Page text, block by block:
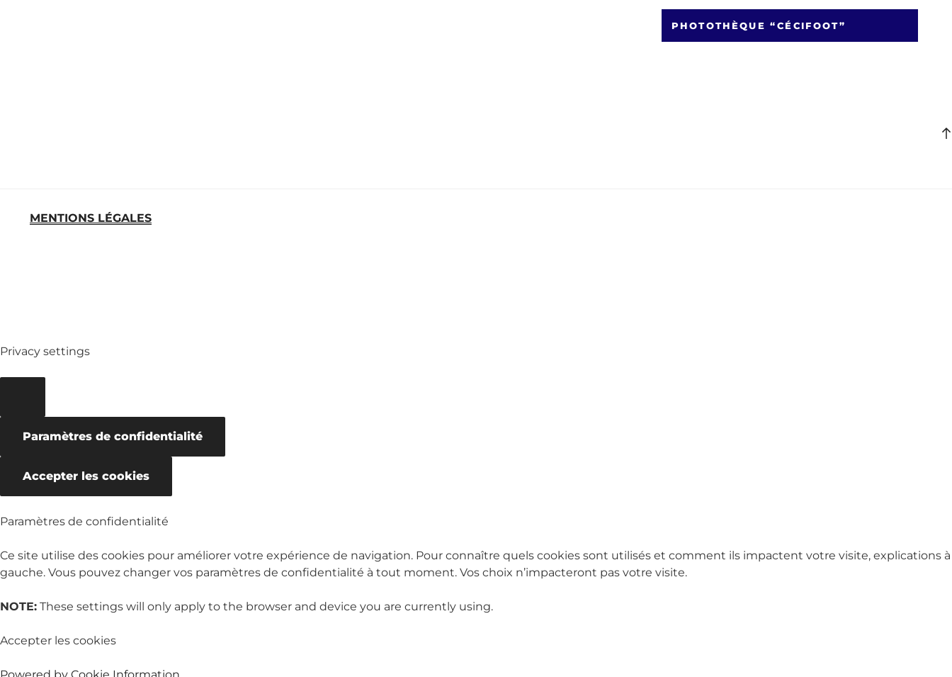
PHOTOTHÈQUE “CÉCIFOOT”
MENTIONS LÉGALES
Privacy settings
Paramètres de confidentialité
Accepter les cookies
Paramètres de confidentialité
Ce site utilise des cookies pour améliorer votre expérience de navigation. Pour connaître quels cookies sont utilisés et comment ils impactent votre visite, explications à
gauche. Vous pouvez changer vos paramètres de confidentialité à tout moment. Vos choix n’impacteront pas votre visite.
NOTE: These settings will only apply to the browser and device you are currently using.
Accepter les cookies